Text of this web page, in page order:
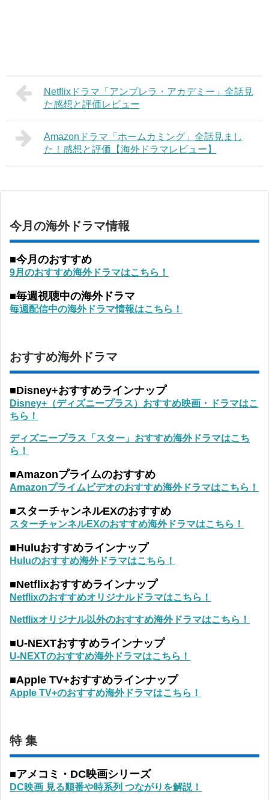
Netflixドラマ「アンブレラ・アカデミー」全話見
た感想と評価レビュー
Amazonドラマ「ホームカミング」全話見まし
た！感想と評価【海外ドラマレビュー】
今月の海外ドラマ情報
■今月のおすすめ
9月のおすすめ海外ドラマはこちら！
■毎週視聴中の海外ドラマ
毎週配信中の海外ドラマ情報はこちら！
おすすめ海外ドラマ
■Disney+おすすめラインナップ
Disney+（ディズニープラス）おすすめ映画・ドラマはこ
ちら！
ディズニープラス「スター」おすすめ海外ドラマはこち
ら！
■Amazonプライムのおすすめ
Amazonプライムビデオのおすすめ海外ドラマはこちら！
■スターチャンネルEXのおすすめ
スターチャンネルEXのおすすめ海外ドラマはこちら！
■Huluおすすめラインナップ
Huluのおすすめ海外ドラマはこちら！
■Netflixおすすめラインナップ
Netflixのおすすめオリジナルドラマはこちら！
Netflixオリジナル以外のおすすめ海外ドラマはこちら！
■U-NEXTおすすめラインナップ
U-NEXTのおすすめ海外ドラマはこちら！
■Apple TV+おすすめラインナップ
Apple TV+のおすすめ海外ドラマはこちら！
特 集
■アメコミ・DC映画シリーズ
DC映画 見る順番や時系列 つながりを解説！